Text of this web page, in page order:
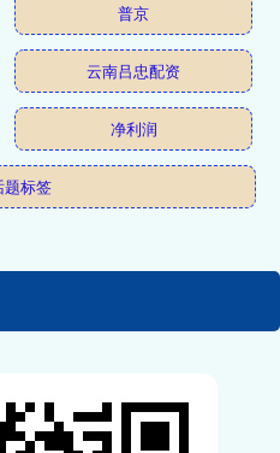
普京
云南吕忠配资
净利润
题标签